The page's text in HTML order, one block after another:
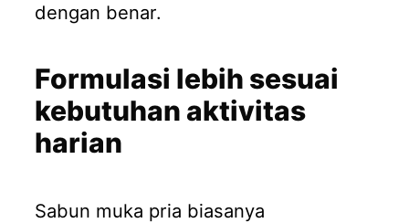
dengan benar.
Formulasi lebih sesuai
kebutuhan aktivitas
harian
Sabun muka pria biasanya